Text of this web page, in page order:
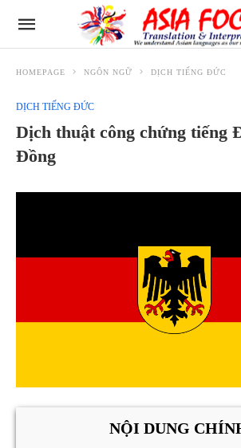
HOMEPAGE NGÔN NGỮ DỊCH TIẾNG ĐỨC
DỊCH TIẾNG ĐỨC
Dịch thuật công chứng tiếng
Đồng
NỘI DUNG